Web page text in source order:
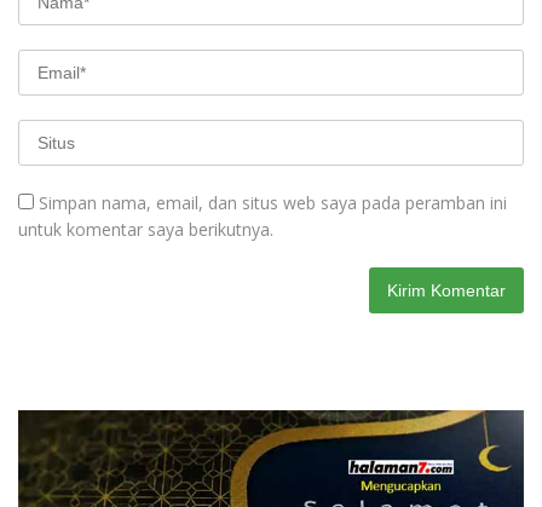
Simpan nama, email, dan situs web saya pada peramban ini
untuk komentar saya berikutnya.